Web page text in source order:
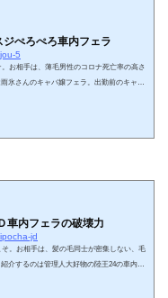
ぺろぺろ車内フェラ
5
お相手は、薄毛男性のコロナ死亡率の高さ
氷さんのキャバ嬢フェラ。出勤前のキャバ
車内フェラの破壊力
jd
。お相手は、髪の毛同士が密集しない、毛
介するのは管理人大好物の陸王24の車内フ